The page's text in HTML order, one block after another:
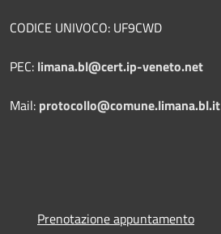
CODICE UNIVOCO: UF9CWD
PEC: limana.bl@cert.ip-veneto.net
Mail: protocollo@comune.limana.bl.it
Prenotazione appuntamento